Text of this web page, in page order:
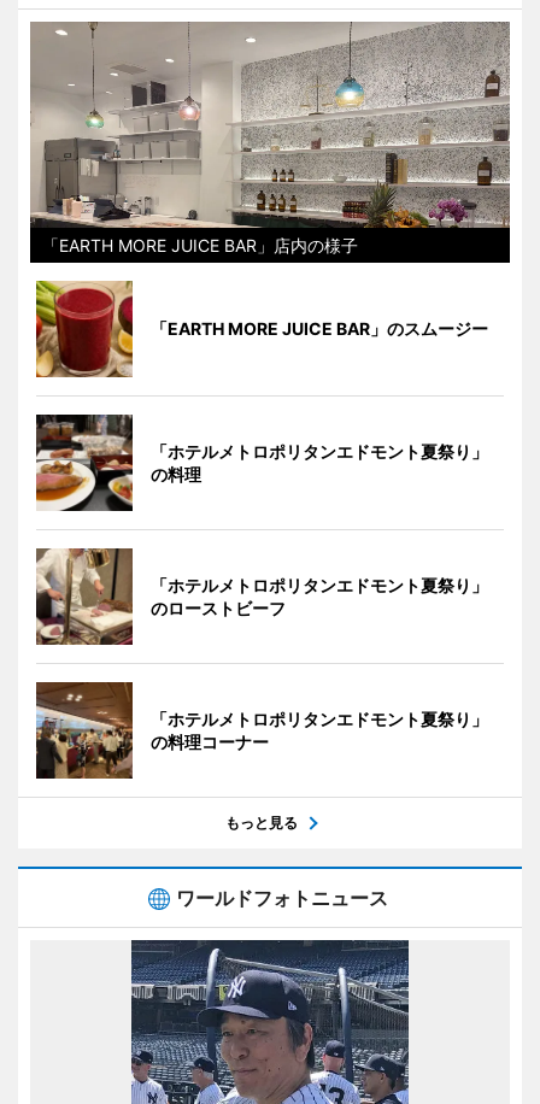
「EARTH MORE JUICE BAR」店内の様子
「EARTH MORE JUICE BAR」のスムージー
「ホテルメトロポリタンエドモント夏祭り」
の料理
「ホテルメトロポリタンエドモント夏祭り」
のローストビーフ
「ホテルメトロポリタンエドモント夏祭り」
の料理コーナー
もっと見る
ワールドフォトニュース